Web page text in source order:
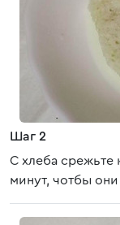
Шаг 2
С хлеба срежьте
минут, чотбы